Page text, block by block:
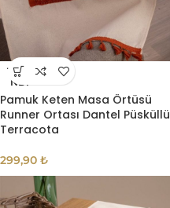
TÜKE
NDI
Pamuk Keten Masa Örtüsü
Runner Ortası Dantel Püsküllü
Terracota
299,90 ₺